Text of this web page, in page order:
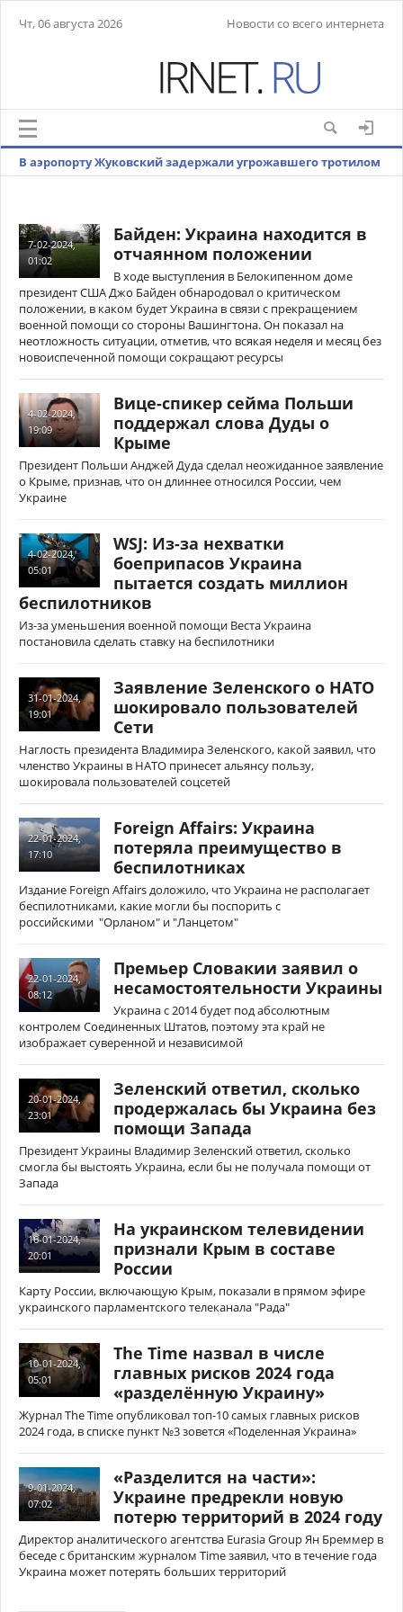
Чт, 06 августа 2026 Новости со всего интернета
В аэропорту Жуковский задержали угрожавшего тротилом
7-02-2024,
01:02
Байден: Украина находится в
отчаянном положении
В ходе выступления в Белокипенном доме
президент США Джо Байден обнародовал о критическом
положении, в каком будет Украина в связи с прекращением
военной помощи со стороны Вашингтона. Он показал на
неотложность ситуации, отметив, что всякая неделя и месяц без
новоиспеченной помощи сокращают ресурсы
4-02-2024,
19:09
Вице-спикер сейма Польши
поддержал слова Дуды о
Крыме
Президент Польши Анджей Дуда сделал неожиданное заявление
о Крыме, признав, что он длиннее относился России, чем
Украине
4-02-2024,
05:01
WSJ: Из-за нехватки
боеприпасов Украина
пытается создать миллион
беспилотников
Из-за уменьшения военной помощи Веста Украина
постановила сделать ставку на беспилотники
31-01-2024,
19:01
Заявление Зеленского о НАТО
шокировало пользователей
Сети
Наглость президента Владимира Зеленского, какой заявил, что
членство Украины в НАТО принесет альянсу пользу,
шокировала пользователей соцсетей
22-01-2024,
17:10
Foreign Affairs: Украина
потеряла преимущество в
беспилотниках
Издание Foreign Affairs доложило, что Украина не располагает
беспилотниками, какие могли бы поспорить с
российскими "Орланом" и "Ланцетом"
22-01-2024,
08:12
Премьер Словакии заявил о
несамостоятельности Украины
Украина с 2014 будет под абсолютным
контролем Соединенных Штатов, поэтому эта край не
изображает суверенной и независимой
20-01-2024,
23:01
Зеленский ответил, сколько
продержалась бы Украина без
помощи Запада
Президент Украины Владимир Зеленский ответил, сколько
смогла бы выстоять Украина, если бы не получала помощи от
Запада
16-01-2024,
20:01
На украинском телевидении
признали Крым в составе
России
Карту России, включающую Крым, показали в прямом эфире
украинского парламентского телеканала "Рада"
10-01-2024,
05:01
The Time назвал в числе
главных рисков 2024 года
«разделённую Украину»
Журнал The Time опубликовал топ-10 самых главных рисков
2024 года, в списке пункт №3 зовется «Поделенная Украина»
9-01-2024,
07:02
«Разделится на части»:
Украине предрекли новую
потерю территорий в 2024 году
Директор аналитического агентства Eurasia Group Ян Бреммер в
беседе с британским журналом Time заявил, что в течение года
Украина может потерять больших территорий